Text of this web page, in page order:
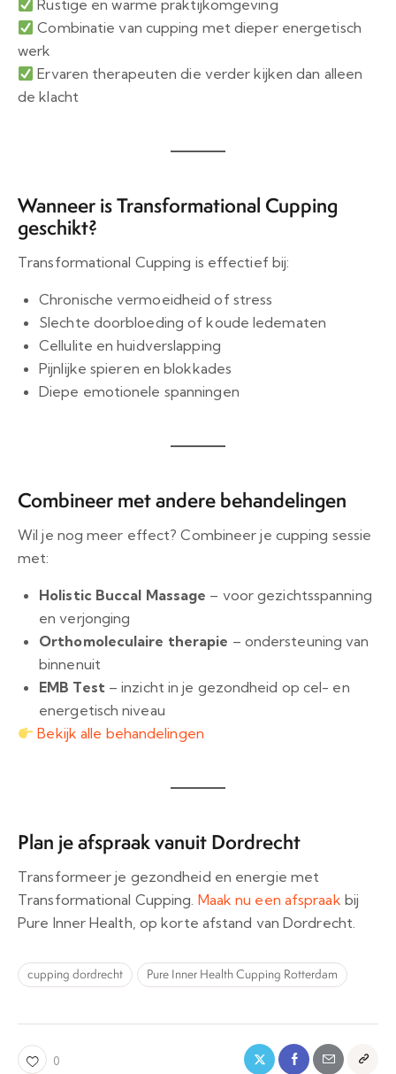
Rustige en warme praktijkomgeving
Combinatie van cupping met dieper energetisch
werk
Ervaren therapeuten die verder kijken dan alleen
de klacht
Wanneer is Transformational Cupping
geschikt?
Transformational Cupping is effectief bij:
Chronische vermoeidheid of stress
Slechte doorbloeding of koude ledematen
Cellulite en huidverslapping
Pijnlijke spieren en blokkades
Diepe emotionele spanningen
Combineer met andere behandelingen
Wil je nog meer effect? Combineer je cupping sessie
met:
Holistic Buccal Massage – voor gezichtsspanning
en verjonging
Orthomoleculaire therapie – ondersteuning van
binnenuit
EMB Test– inzicht in je gezondheid op cel- en
energetisch niveau
Bekijk alle behandelingen
Plan je afspraak vanuit Dordrecht
Transformeer je gezondheid en energie met
Transformational Cupping. Maak nu een afspraak bij
Pure Inner Health, op korte afstand van Dordrecht.
cupping dordrecht Pure Inner Health Cupping Rotterdam
0